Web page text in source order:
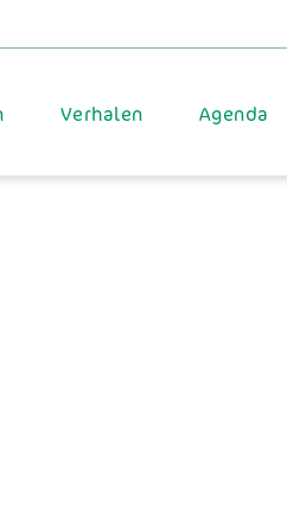
Verhalen Agenda